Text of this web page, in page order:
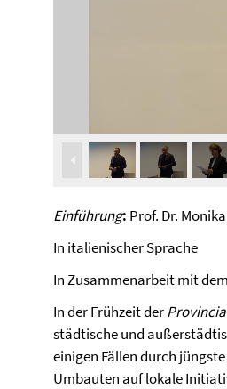
Einführung: Prof. Dr.
In italienischer Sprache
In Zusammenarbeit mit
In der Frühzeit der
städtische und
einigen Fällen durch
Umbauten auf lokale